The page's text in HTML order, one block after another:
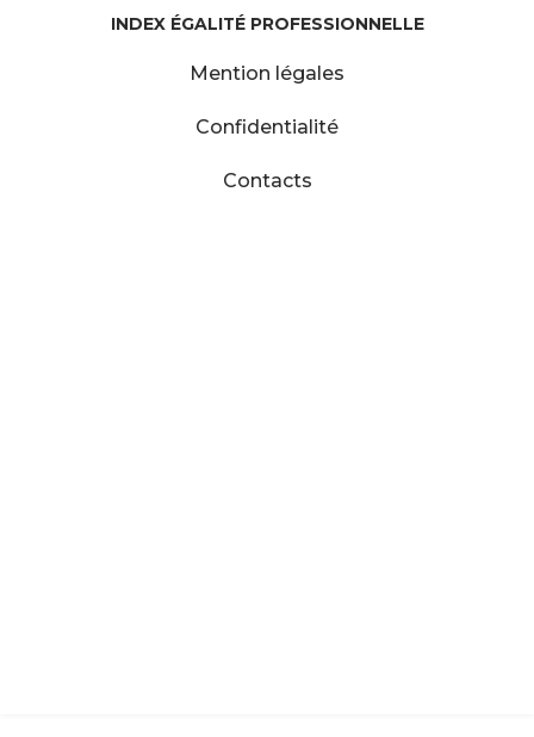
INDEX ÉGALITÉ PROFESSIONNELLE
Mention légales
Confidentialité
Contacts